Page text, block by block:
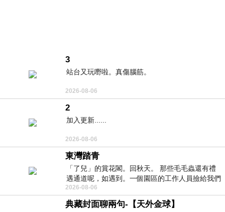
3
站台又玩嘢啦。真傷腦筋。
2026-08-06
2
加入更新......
2026-08-06
東灣踏青
「了兒」的賞花閣。回秋天。 那些毛毛蟲還有禮
遇通道呢，如遇到。一個園區的工作人員撿給我們
細賞。
2026-08-06
典藏封面聊兩句-【天外金球】